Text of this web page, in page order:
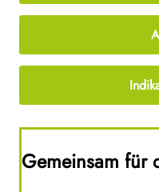
Gemeinsam für